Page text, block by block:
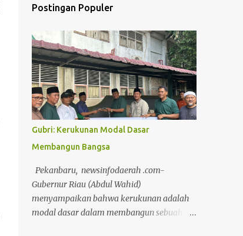
Postingan Populer
Gubri: Kerukunan Modal Dasar
Membangun Bangsa
Pekanbaru, newsinfodaerah .com-
Gubernur Riau (Abdul Wahid)
menyampaikan bahwa kerukunan adalah
modal dasar dalam membangun sebuah